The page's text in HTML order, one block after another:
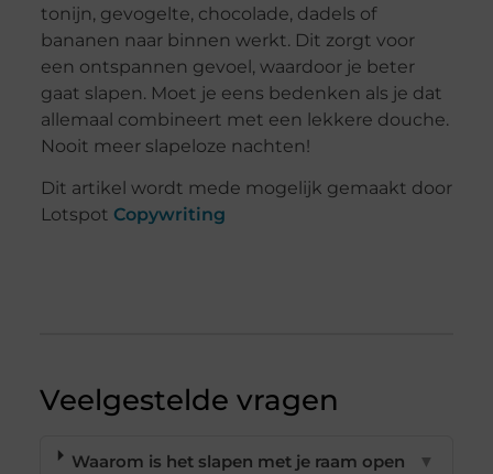
tonijn, gevogelte, chocolade, dadels of
bananen naar binnen werkt. Dit zorgt voor
een ontspannen gevoel, waardoor je beter
gaat slapen. Moet je eens bedenken als je dat
allemaal combineert met een lekkere douche.
Nooit meer slapeloze nachten!
Dit artikel wordt mede mogelijk gemaakt door
Lotspot Copywriting
Veelgestelde vragen
Waarom is het slapen met je raam open
▼